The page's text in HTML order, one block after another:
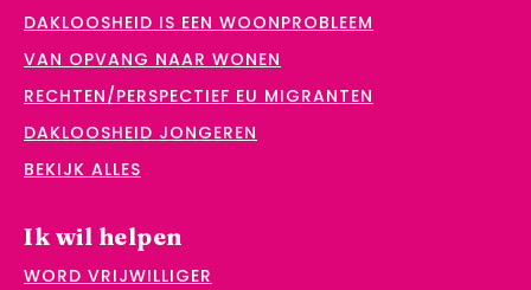
DAKLOOSHEID IS EEN WOONPROBLEEM
VAN OPVANG NAAR WONEN
RECHTEN/PERSPECTIEF EU MIGRANTEN
DAKLOOSHEID JONGEREN
BEKIJK ALLES
Ik wil helpen
WORD VRIJWILLIGER